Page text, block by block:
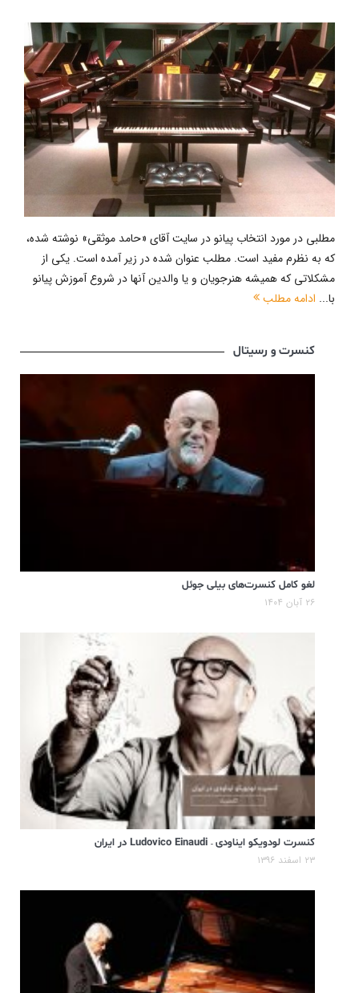
مطلبی در مورد انتخاب پیانو در سایت آقای «حامد موثقی» نوشته شده،
که به نظرم مفید است. مطلب عنوان شده در زیر آمده است. یکی از
مشکلاتی که همیشه هنرجویان و یا والدین آنها در شروع آموزش پیانو
با... ادامه مطلب
کنسرت و رسیتال
لغو کامل کنسرت‌های بیلی جوئل
۲۶ آبان ۱۴۰۴
کنسرت لودویکو ایناودی – Ludovico Einaudi در ایران
۲۳ اسفند ۱۳۹۶